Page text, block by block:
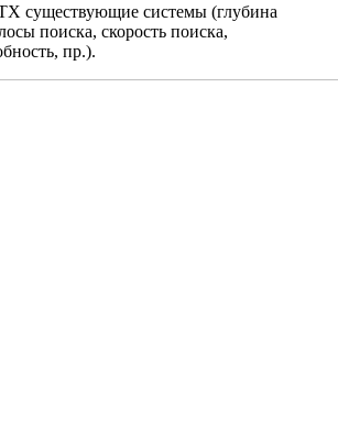
существующие системы (глубина
поиска, скорость поиска,
пр.).